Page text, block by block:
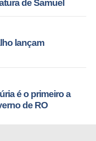
de Samuel
lançam
é o primeiro a
de RO